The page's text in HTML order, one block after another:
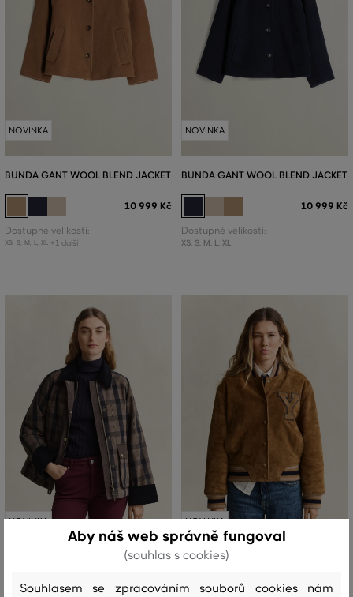
NOVINKA
BUNDA GANT WOOL BLEND JACKET
10 999 Kč
Dostupné velikosti:
XS, S, M L, XL +1 další
NOVINKA
BUNDA GANT WOOL BLEND JACKET
10 999 Kč
Dostupné velikosti:
XS, S, M, L, XL
NOVINKA NOVINKA
Aby náš web správně fungoval
(souhlas s cookies)
Souhlasem se zpracováním souborů cookies nám